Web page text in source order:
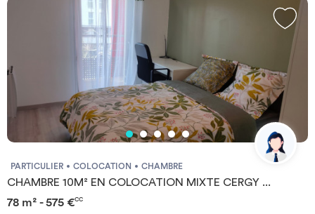
PARTICULIER COLOCATION CHAMBRE
CHAMBRE 10M² EN COLOCATION MIXTE CERGY ...
78 m² - 575 €CC